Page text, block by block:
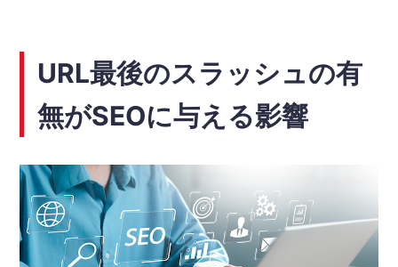
URL最後のスラッシュの有
無がSEOに与える影響